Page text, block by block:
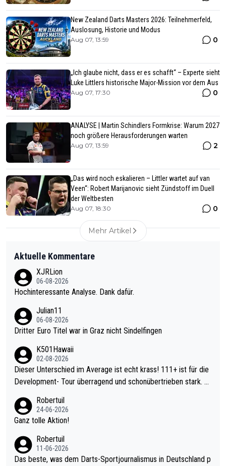
New Zealand Darts Masters 2026: Teilnehmerfeld,
Auslosung, Historie und Modus
Aug 07, 13:59 0
„Ich glaube nicht, dass er es schafft“ – Experte sieht
Luke Littlers historische Major-Mission vor dem Aus
Aug 07, 17:30 0
ANALYSE | Martin Schindlers Formkrise: Warum 2027
noch größere Herausforderungen warten
Aug 07, 13:59 2
„Das wird noch eskalieren – Littler wartet auf van
Veen“: Robert Marijanovic sieht Zündstoff im Duell
der Weltbesten
Aug 07, 18:30 0
Mehr Artikel
Aktuelle Kommentare
XJRLion
06-08-2026
Hochinteressante Analyse. Dank dafür.
Julian11
06-08-2026
Dritter Euro Titel war in Graz nicht Sindelfingen
K501Hawaii
02-08-2026
Dieser Unterschied im Average ist echt krass! 111+ ist für die
Development- Tour überragend und schonübertrieben stark. U
mal 40+ erst recht. Da gewinnst keinen Blumentopf - ist ja noc
h krasser wie ein Pokalspiel eines Kreisligisten vs einem Bund
Robertuil
24-06-2026
Ganz tolle Aktion!
Robertuil
11-06-2026
Das beste, was dem Darts-Sportjournalismus in Deutschland p